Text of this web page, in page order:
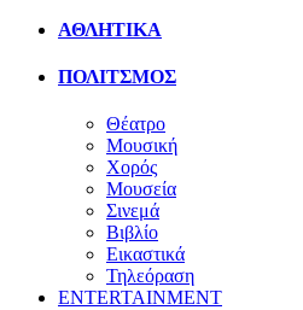
ΑΘΛΗΤΙΚΑ
ΠΟΛΙΤΣΜΟΣ
Θέατρο
Μουσική
Χορός
Μουσεία
Σινεμά
Βιβλίο
Εικαστικά
Τηλεόραση
ENTERTAINMENT